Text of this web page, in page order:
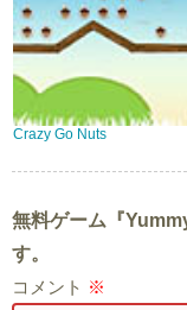
Crazy Go Nuts
無料ゲーム『
す。
コメント ※